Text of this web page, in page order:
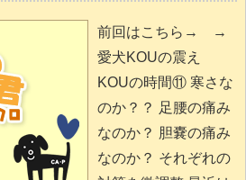
前回はこちら→ →
愛犬KOUの震え
KOUの時間⑪ 寒さな
のか？？ 足腰の痛み
なのか？ 胆嚢の痛み
なのか？ それぞれの